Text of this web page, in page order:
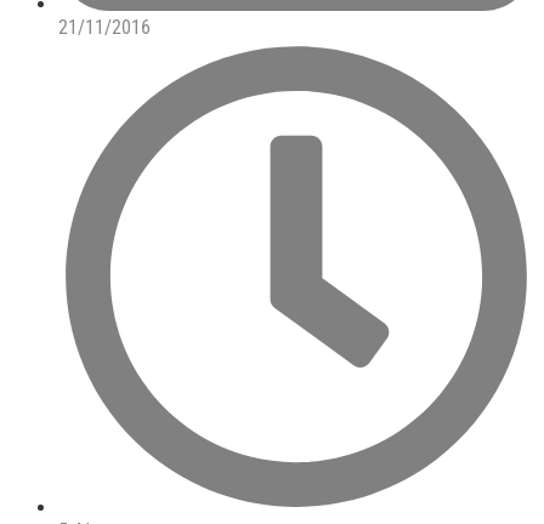
21/11/2016